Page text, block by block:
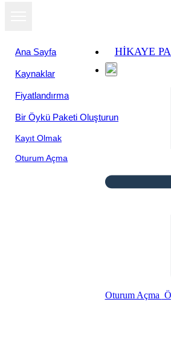
Ana Sayfa
Kaynaklar
Fiyatlandırma
Bir Öykü Paketi Oluşturun
Kayıt Olmak
Oturum Açma
HIKAYE
Oturum Açma
Bu Öykü